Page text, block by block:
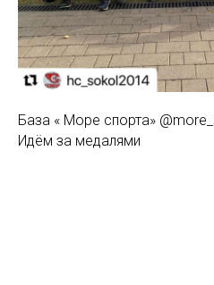
База « Море спорта»
Идём за медалями